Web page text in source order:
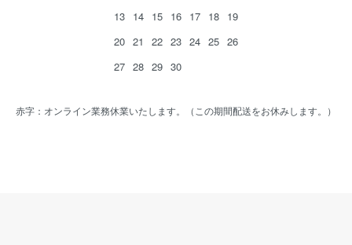
13 14 15 16 17 18 19
20 21 22 23 24 25 26
27 28 29 30
赤字：オンライン業務休業いたします。（この期間配送をお休みします。）